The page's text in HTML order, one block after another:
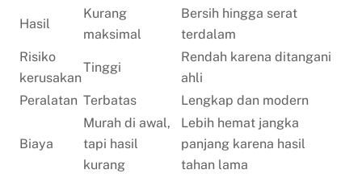
Hasil
Kurang
maksimal
Bersih hingga serat
terdalam
Risiko
kerusakan
Tinggi
Rendah karena ditangani
ahli
Peralatan Terbatas Lengkap dan modern
Biaya
Murah di awal,
tapi hasil
kurang
Lebih hemat jangka
panjang karena hasil
tahan lama